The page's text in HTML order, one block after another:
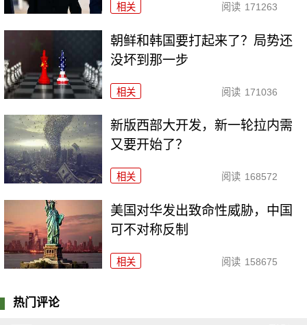
相关 阅读 171263
朝鲜和韩国要打起来了？局势还
没坏到那一步
相关 阅读 171036
新版西部大开发，新一轮拉内需
又要开始了？
相关 阅读 168572
美国对华发出致命性威胁，中国
可不对称反制
相关 阅读 158675
热门评论